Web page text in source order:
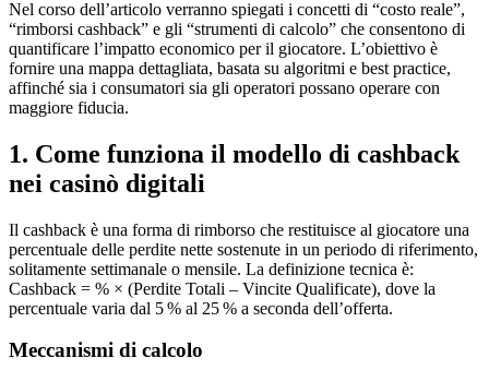
Nel corso dell’articolo verranno spiegati i concetti di “costo reale”,
“rimborsi cashback” e gli “strumenti di calcolo” che consentono di
quantificare l’impatto economico per il giocatore. L’obiettivo è
fornire una mappa dettagliata, basata su algoritmi e best practice,
affinché sia i consumatori sia gli operatori possano operare con
maggiore fiducia.
1. Come funziona il modello di cashback
nei casinò digitali
Il cashback è una forma di rimborso che restituisce al giocatore una
percentuale delle perdite nette sostenute in un periodo di riferimento,
solitamente settimanale o mensile. La definizione tecnica è:
Cashback = % × (Perdite Totali – Vincite Qualificate), dove la
percentuale varia dal 5 % al 25 % a seconda dell’offerta.
Meccanismi di calcolo